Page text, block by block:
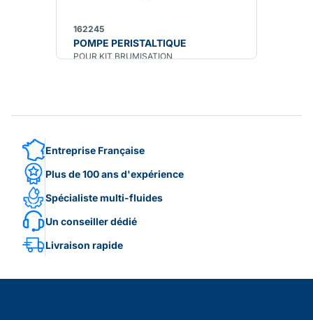
162245
POMPE PERISTALTIQUE
POUR KIT BRUMISATION
Entreprise Française
Plus de 100 ans d'expérience
Spécialiste multi-fluides
Un conseiller dédié
Livraison rapide